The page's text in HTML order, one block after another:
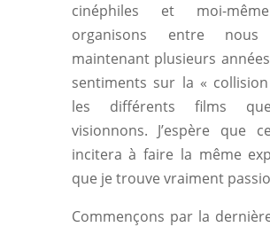
cinéphiles et moi-
organisons entre nous
maintenant plusieurs
sentiments sur la «
les différents films
visionnons. J’espère que
incitera à faire la même
que je trouve vraiment
Commençons par la